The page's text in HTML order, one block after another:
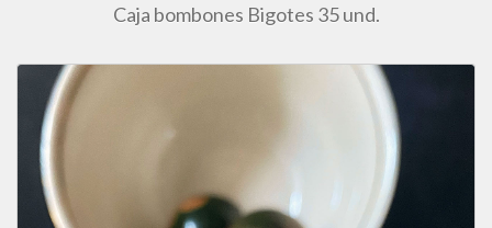
Caja bombones Bigotes 35 und.